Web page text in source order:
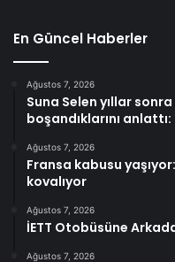
En Güncel Haberler
Ağustos 7, 2026
Suna Selen yıllar
boşandıklarını
Ağustos 7, 2026
Fransa kabusu
kovalıyor
Ağustos 7, 2026
İETT Otobüsüne
Ağustos 7, 2026